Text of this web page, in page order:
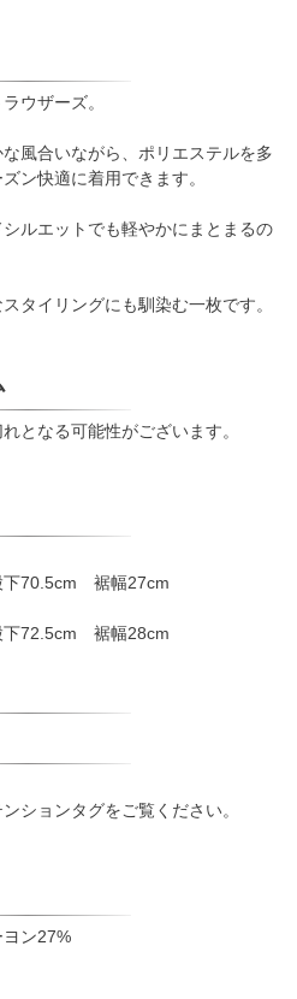
ウザーズ。
風合いながら、ポリエステルを多
ン快適に着用できます。
ルエットでも軽やかにまとまるの
タイリングにも馴染む一枚です。
となる可能性がございます。
70.5cm 裾幅27cm
72.5cm 裾幅28cm
ションタグをご覧ください。
ン27%